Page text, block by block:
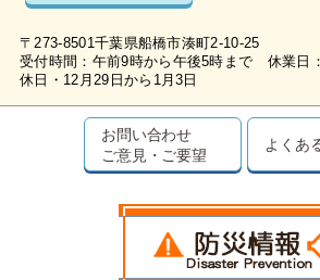
〒273-8501千葉県船橋市湊町2-10-25
受付時間：午前9時から午後5時まで 休業日
休日・12月29日から1月3日
お問い合わせ
ご意見・ご要望
よくあ